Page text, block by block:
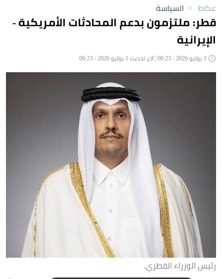
عكاظ > السياسة
قطر: ملتزمون بدعم المحادثات الأمريكية -
الإيرانية
رئيس الوزراء القطري.